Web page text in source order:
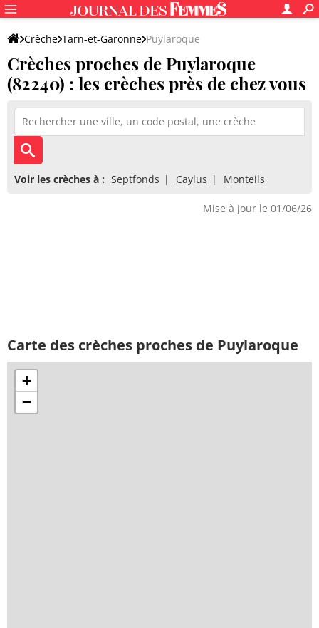
Crèche Tarn-et-Garonne Puylaroque
Crèches proches de Puylaroque
(82240) : les crèches près de chez vous
Voir les crèches à : Septfonds Caylus Monteils
Mise à jour le 01/06/26
Carte des crèches proches de Puylaroque
+
−